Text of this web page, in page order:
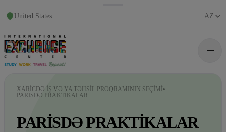
United States AZ
XARICDƏ IŞ VƏ YA TƏHSIL PROQRAMININ SEÇIMI
PARISDƏ PRAKTIKALAR
PARISDƏ PRAKTIKALAR